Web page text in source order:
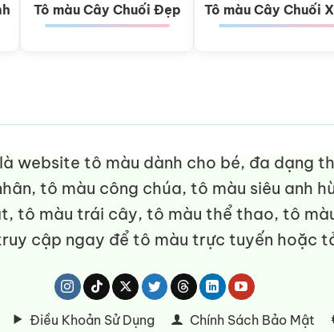
Tô màu Cây Chuối Đẹp Tô màu Cây Chuối
là website tô màu dành cho bé, đa dạng
tô màu công chúa, tô màu siêu anh
tô màu trái cây, tô màu thể thao, tô
cập ngay để tô màu trực tuyến hoặc
Điều Khoản Sử Dụng Chính Sách Bảo Mật